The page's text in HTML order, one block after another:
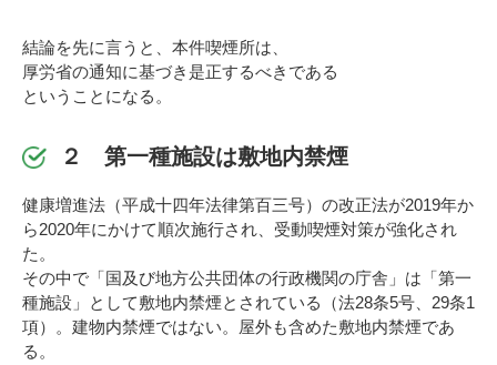
結論を先に言うと、本件喫煙所は、
厚労省の通知に基づき是正するべきである
ということになる。
２ 第一種施設は敷地内禁煙
健康増進法（平成十四年法律第百三号）の改正法が2019年か
ら2020年にかけて順次施行され、受動喫煙対策が強化され
た。
その中で「国及び地方公共団体の行政機関の庁舎」は「第一
種施設」として敷地内禁煙とされている（法28条5号、29条1
項）。建物内禁煙ではない。屋外も含めた敷地内禁煙であ
る。